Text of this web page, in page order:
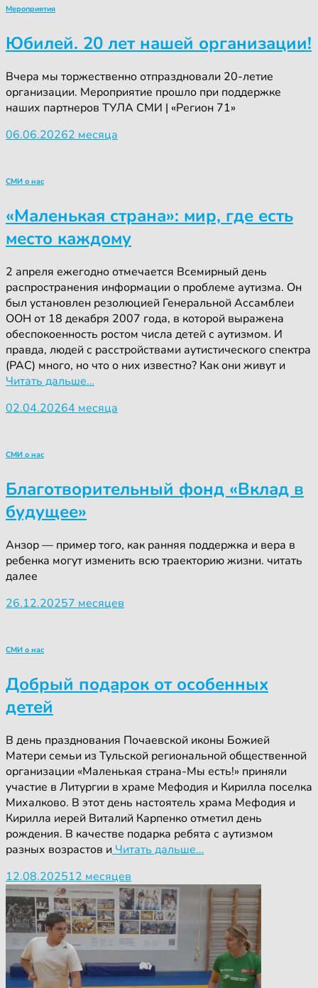
Мероприятия
Юбилей. 20 лет нашей организации!
Вчера мы торжественно отпраздновали 20-летие
организации. Мероприятие прошло при поддержке
наших партнеров ТУЛА СМИ | «Регион 71»
06.06.20262 месяца
СМИ о нас
«Маленькая страна»: мир, где есть
место каждому
2 апреля ежегодно отмечается Всемирный день
распространения информации о проблеме аутизма. Он
был установлен резолюцией Генеральной Ассамблеи
ООН от 18 декабря 2007 года, в которой выражена
обеспокоенность ростом числа детей с аутизмом. И
правда, людей с расстройствами аутистического спектра
(РАС) много, но что о них известно? Как они живут и
Читать дальше…
02.04.20264 месяца
СМИ о нас
Благотворительный фонд «Вклад в
будущее»
Анзор — пример того, как ранняя поддержка и вера в
ребенка могут изменить всю траекторию жизни. читать
далее
26.12.20257 месяцев
СМИ о нас
Добрый подарок от особенных
детей
В день празднования Почаевской иконы Божией
Матери семьи из Тульской региональной общественной
организации «Маленькая страна-Мы есть!» приняли
участие в Литургии в храме Мефодия и Кирилла поселка
Михалково. В этот день настоятель храма Мефодия и
Кирилла иерей Виталий Карпенко отметил день
рождения. В качестве подарка ребята с аутизмом
разных возрастов и Читать дальше…
12.08.202512 месяцев